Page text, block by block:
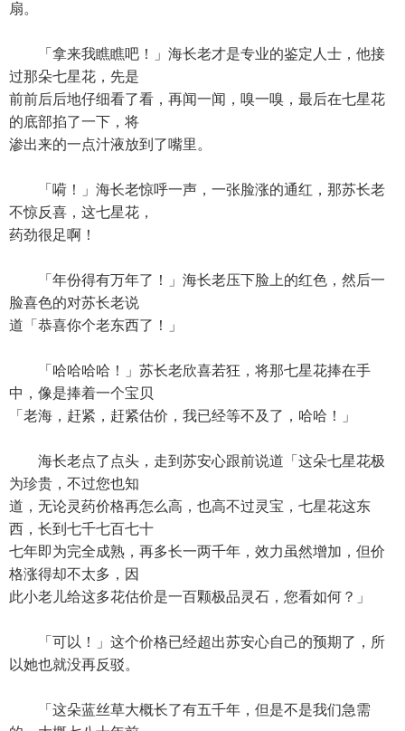
扇。
「拿来我瞧瞧吧！」海长老才是专业的鉴定人士，他接
过那朵七星花，先是
前前后后地仔细看了看，再闻一闻，嗅一嗅，最后在七星花
的底部掐了一下，将
渗出来的一点汁液放到了嘴里。
「嗬！」海长老惊呼一声，一张脸涨的通红，那苏长老
不惊反喜，这七星花，
药劲很足啊！
「年份得有万年了！」海长老压下脸上的红色，然后一
脸喜色的对苏长老说
道「恭喜你个老东西了！」
「哈哈哈哈！」苏长老欣喜若狂，将那七星花捧在手
中，像是捧着一个宝贝
「老海，赶紧，赶紧估价，我已经等不及了，哈哈！」
海长老点了点头，走到苏安心跟前说道「这朵七星花极
为珍贵，不过您也知
道，无论灵药价格再怎么高，也高不过灵宝，七星花这东
西，长到七千七百七十
七年即为完全成熟，再多长一两千年，效力虽然增加，但价
格涨得却不太多，因
此小老儿给这多花估价是一百颗极品灵石，您看如何？」
「可以！」这个价格已经超出苏安心自己的预期了，所
以她也就没再反驳。
「这朵蓝丝草大概长了有五千年，但是不是我们急需